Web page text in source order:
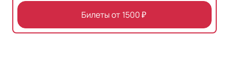
Билеты от 1500₽